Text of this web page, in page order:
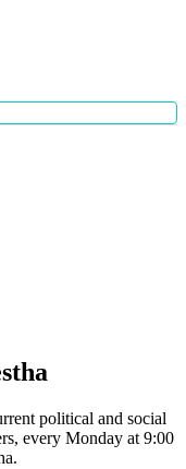
political and social
every Monday at 9:00